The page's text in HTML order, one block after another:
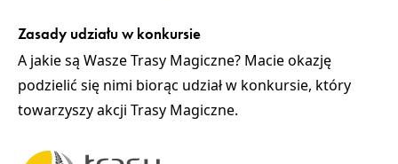
Zasady udziału w konkursie
A jakie są Wasze Trasy Magiczne? Macie okazję
podzielić się nimi biorąc udział w konkursie, który
towarzyszy akcji Trasy Magiczne.